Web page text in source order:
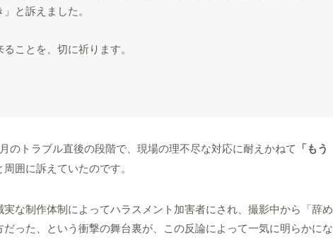
と訴えました。
ことを、切に祈ります。
のトラブル直後の段階で、現場の理不尽な対応に耐えかねて 「もう
周囲に訴えていたのです。
な制作体制によってハラスメント加害者にされ、撮影中から「辞め
った、という衝撃の舞台裏が、この反論によって一気に明らかにな